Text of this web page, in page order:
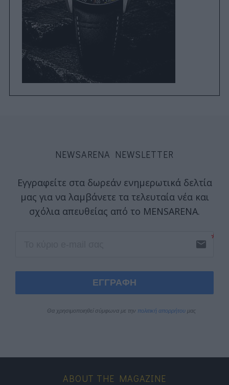
NEWSARENA NEWSLETTER
Εγγραφείτε στα δωρεάν ενημερωτικά δελτία
μας για να λαμβάνετε τα τελευταία νέα και
σχόλια απευθείας από το MENSARENA.
email
ΕΓΓΡΑΦΗ
Θα χρησιμοποιηθεί σύμφωνα με την πολιτική απορρήτου μας
ABOUT THE MAGAZINE